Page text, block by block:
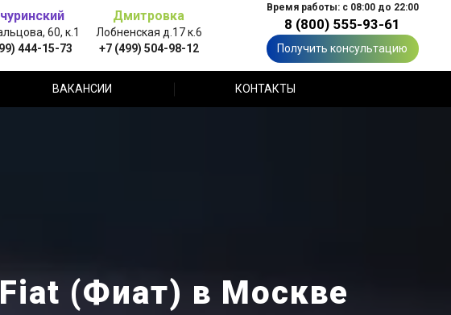
60, к.1
444-15-73
Дмитровка
Лобненская д.17 к.6
+7 (499) 504-98-12
Время работы: с 08:00 до 22:00
8 (800) 555-93-61
Получить консультацию
ВАКАНСИИ КОНТАКТЫ
(Фиат) в Москве